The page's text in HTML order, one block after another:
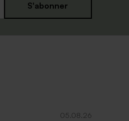
S'abonner
05.08.26